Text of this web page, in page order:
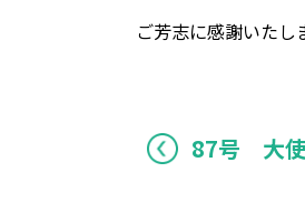
ご芳志に感謝いたし
87号 大使